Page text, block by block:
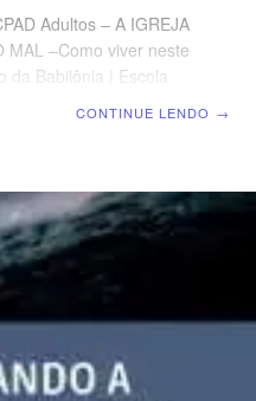
Adultos – A IGREJA
MAL –Como viver neste
da Babilônia | Escola
da verdade revelada e
imaculadas para as
Segunda – Dn
CONTINUE LENDO →